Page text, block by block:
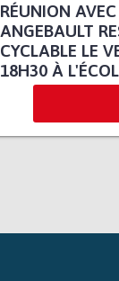
RÉUNION
ANGEBAULT
CYCLABLE LE
18H30 À